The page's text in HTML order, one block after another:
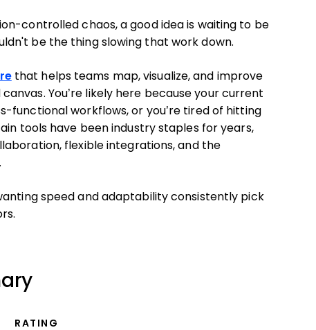
controlled chaos, a good idea is waiting to be
be the thing slowing that work down.
that helps teams map, visualize, and improve
You’re likely here because your current
functional workflows, or you’re tired of hitting
tools have been industry staples for years,
flexible integrations, and the
speed and adaptability consistently pick
RATING